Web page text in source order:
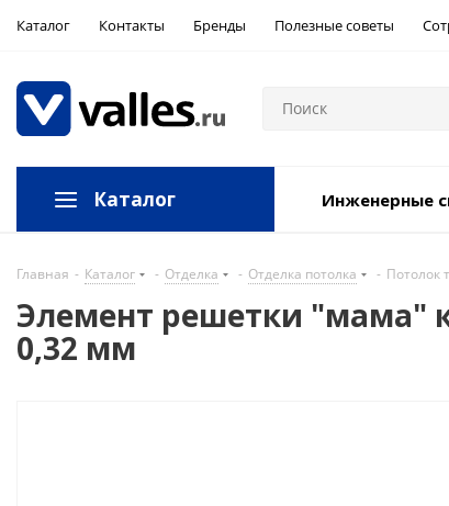
Каталог Контакты Бренды Полезные советы
Каталог Инженерные
Главная - Каталог - Отделка - Отделка потолка - Потолок
Элемент решетки "мама"
0,32 мм